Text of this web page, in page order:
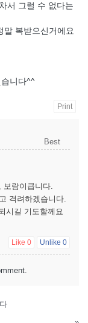
서 그럴 수 없다는
말 복받으신거에요
니다^^
Print
람이큽니다.
격려하겠습니다.
시길 기도할께요
Like 0 Unlike 0